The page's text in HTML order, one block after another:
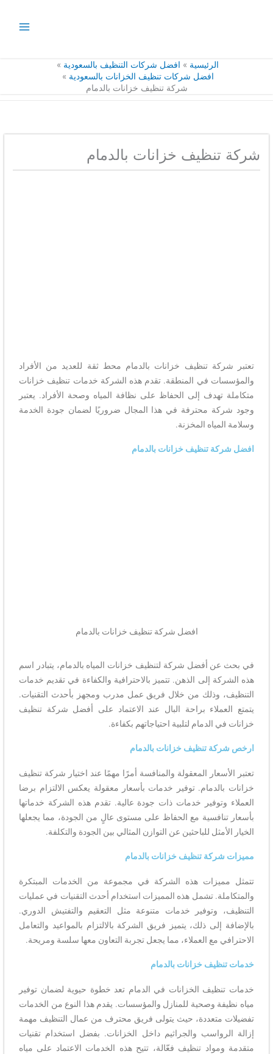
الرئيسية
افضل شركات التنظيف بالسعودية
افضل شركات تنظيف الخزانات بالسعودية
شركة تنظيف خزانات بالدمام
شركة تنظيف خزانات بالدمام
تعتبر شركة تنظيف خزانات بالدمام محط ثقة للعديد من الأفراد
والمؤسسات في المنطقة. تقدم هذه الشركة خدمات تنظيف خزانات
متكاملة تهدف إلى الحفاظ على نظافة المياه وصحة الأفراد. يعتبر
وجود شركة محترفة في هذا المجال ضروريًا لضمان جودة الخدمة
وسلامة المياه المخزنة.
افضل شركة تنظيف خزانات بالدمام
افضل شركة تنظيف خزانات بالدمام
في بحث عن أفضل شركة لتنظيف خزانات المياه بالدمام، يتبادر اسم
هذه الشركة إلى الذهن. تتميز بالاحترافية والكفاءة في تقديم خدمات
التنظيف، وذلك من خلال فريق عمل مدرب ومجهز بأحدث التقنيات.
يتمتع العملاء براحة البال عند الاعتماد على أفضل شركة تنظيف
خزانات في الدمام لتلبية احتياجاتهم بكفاءة.
ارخص شركة تنظيف خزانات بالدمام
تعتبر الأسعار المعقولة والمنافسة أمرًا مهمًا عند اختيار شركة تنظيف
خزانات بالدمام. توفير خدمات بأسعار معقولة يعكس الالتزام برضا
العملاء وتوفير خدمات ذات جودة عالية. تقدم هذه الشركة خدماتها
بأسعار تنافسية مع الحفاظ على مستوى عالٍ من الجودة، مما يجعلها
الخيار الأمثل للباحثين عن التوازن المثالي بين الجودة والتكلفة.
مميزات شركة تنظيف خزانات بالدمام
تتمثل مميزات هذه الشركة في مجموعة من الخدمات المبتكرة
والمتكاملة. تشمل هذه المميزات استخدام أحدث التقنيات في عمليات
التنظيف، وتوفير خدمات متنوعة مثل التعقيم والتفتيش الدوري.
بالإضافة إلى ذلك، يتميز فريق الشركة بالالتزام بالمواعيد والتعامل
الاحترافي مع العملاء، مما يجعل تجربة التعاون معها سلسة ومريحة.
خدمات تنظيف خزانات بالدمام
خدمات تنظيف الخزانات في الدمام تعد خطوة حيوية لضمان توفير
مياه نظيفة وصحية للمنازل والمؤسسات. يقدم هذا النوع من الخدمات
تفضيلات متعددة، حيث يتولى فريق محترف من عمال التنظيف مهمة
إزالة الرواسب والجراثيم داخل الخزانات. بفضل استخدام تقنيات
متقدمة ومواد تنظيف فعّالة، تتيح هذه الخدمات الاعتماد على مياه